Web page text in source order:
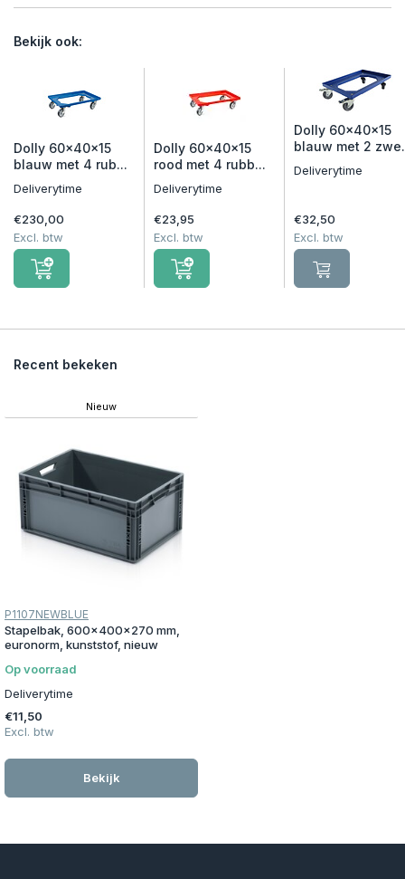
Bekijk ook:
Dolly 60x40x15
blauw met 4 rub...
Deliverytime
€230,00
Excl. btw
Dolly 60x40x15
rood met 4 rubb...
Deliverytime
€23,95
Excl. btw
Dolly 60x40x15
blauw met 2
Deliverytime
€32,50
Excl. btw
Recent bekeken
Nieuw
P1107NEWBLUE
Stapelbak, 600x400x270 mm,
euronorm, kunststof, nieuw
Op voorraad
Deliverytime
€11,50
Excl. btw
Bekijk